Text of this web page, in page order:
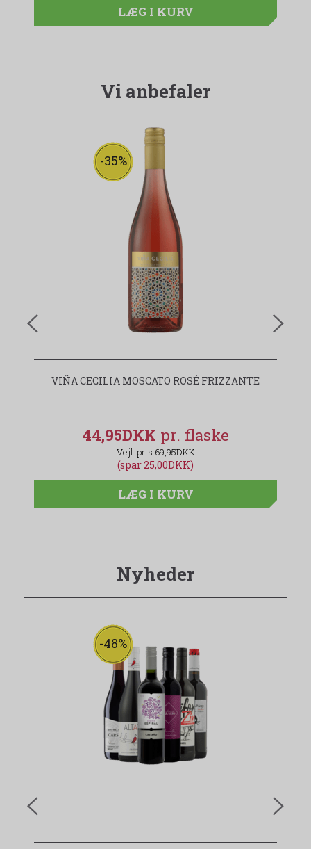
LÆG I KURV
Vi anbefaler
-35%
VIÑA CECILIA MOSCATO ROSÉ FRIZZANTE
44,95DKK
69,95DKK
(spar 25,00DKK)
LÆG I KURV
Nyheder
-48%